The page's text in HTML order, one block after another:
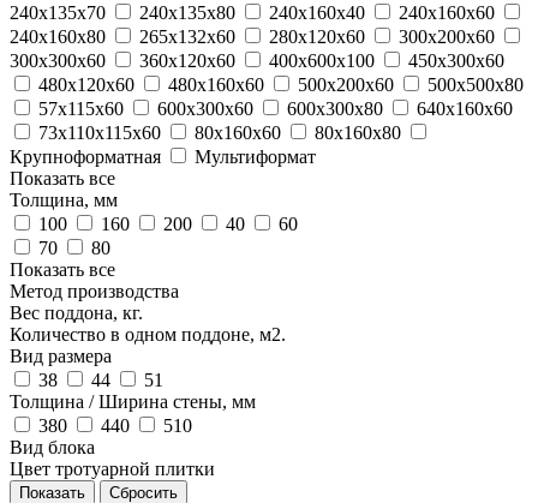
240х135х70
240х135х80 240х160х40
240х160х60
240х160х80
265х132х60 280х120х60
300х200х60
300х300х60
360х120х60 400х600х100
450х300х60
480х120х60
480х160х60 500х200х60
500х500х80
57х115х60
600х300х60 600х300х80
640х160х60
73х110х115х60
80х160х60
80х160х80
Крупноформатная
Мультиформат
Показать все
Толщина, мм
100
160 200 40
60
70
80
Показать все
Метод производства
Вес поддона, кг.
Количество в одном поддоне, м2.
Вид размера
38
44
51
Толщина / Ширина стены, мм
380
440
510
Вид блока
Цвет тротуарной плитки
Сбросить